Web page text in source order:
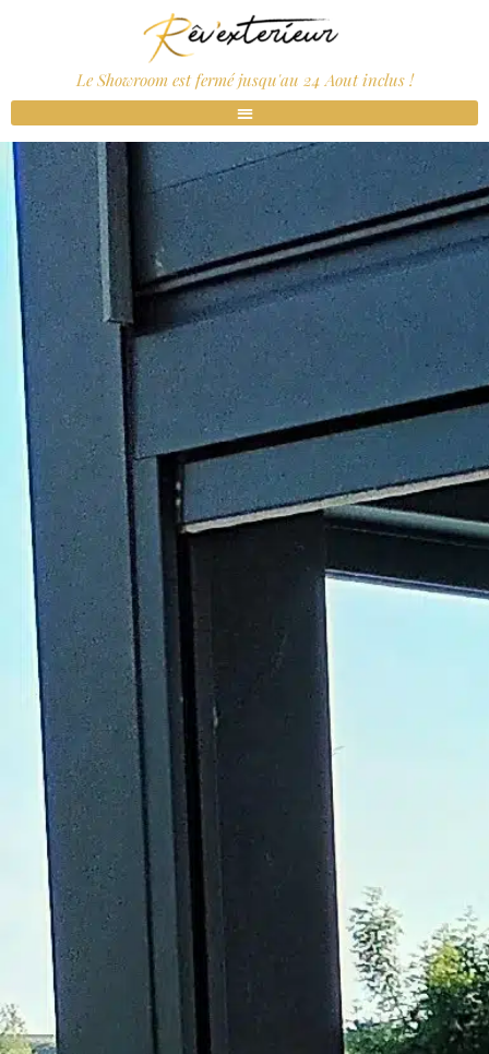
Le Showroom est fermé jusqu'au 24 Aout inclus !